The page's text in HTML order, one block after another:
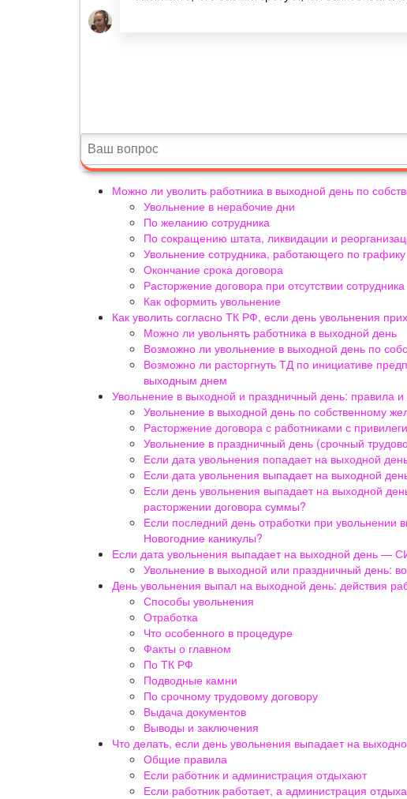
Можно ли уволить работника в выходной день по
Увольнение в нерабочие дни
По желанию сотрудника
По сокращению штата, ликвидации и
Увольнение сотрудника, работающего по графику
Окончание срока договора
Расторжение договора при отсутствии сотрудника
Как оформить увольнение
Как уволить согласно ТК РФ, если день увольнения
Можно ли увольнять работника в выходной день
Возможно ли увольнение в выходной день по
Возможно ли расторгнуть ТД по инициативе
выходным днем
Увольнение в выходной и праздничный день: правила и
Увольнение в выходной день по собственному
Расторжение договора с работниками с
Увольнение в праздничный день (срочный
Если дата увольнения попадает на выходной
Если дата увольнения выпадает на выходной
Если день увольнения выпадает на выходной
расторжении договора суммы?
Если последний день отработки при
Новогодние каникулы?
Если дата увольнения выпадает на выходной день —
Увольнение в выходной или праздничный день:
День увольнения выпал на выходной день: действия
Способы увольнения
Отработка
Что особенного в процедуре
Факты о главном
По ТК РФ
Подводные камни
По срочному трудовому договору
Выдача документов
Выводы и заключения
Что делать, если день увольнения выпадает на
Общие правила
Если работник и администрация отдыхают
Если работник работает, а администрация